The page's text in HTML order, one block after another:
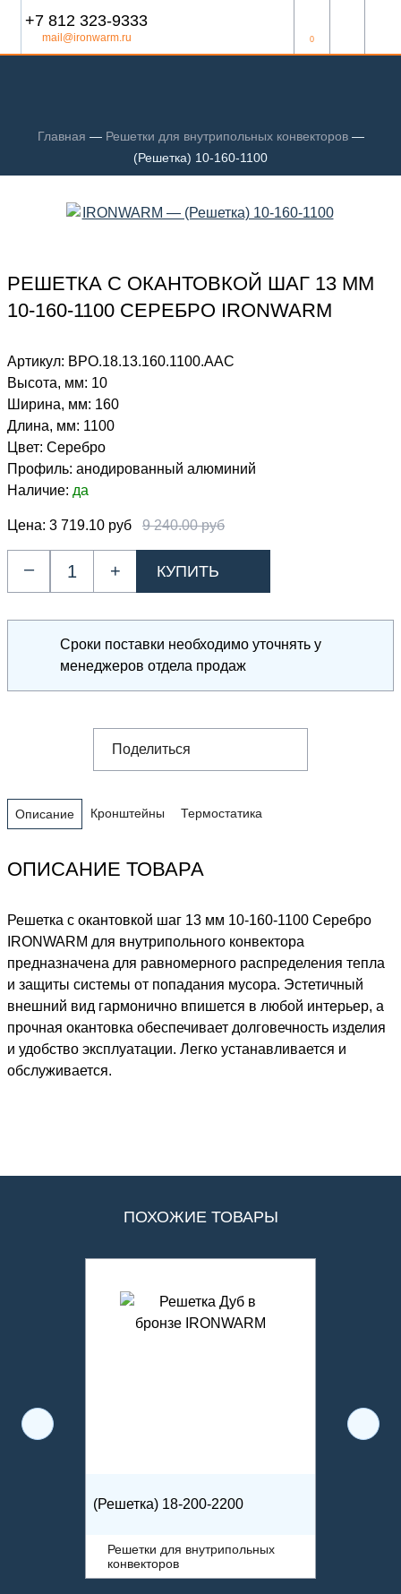
+7 812 323-9333
mail@ironwarm.ru 0
Главная — Решетки для внутрипольных конвекторов —
(Решетка) 10-160-1100
РЕШЕТКА С ОКАНТОВКОЙ ШАГ 13 ММ
10-160-1100 СЕРЕБРО IRONWARM
Артикул: ВРО.18.13.160.1100.ААС
Высота, мм: 10
Ширина, мм: 160
Длина, мм: 1100
Цвет: Серебро
Профиль: анодированный алюминий
Наличие: да
Цена: 3 719.10 руб 9 240.00 руб
– +
Сроки поставки необходимо уточнять у
менеджеров отдела продаж
Поделиться
Описание Кронштейны Термостатика
ОПИСАНИЕ ТОВАРА
Решетка с окантовкой шаг 13 мм 10-160-1100 Серебро
IRONWARM для внутрипольного конвектора
предназначена для равномерного распределения тепла
и защиты системы от попадания мусора. Эстетичный
внешний вид гармонично впишется в любой интерьер, а
прочная окантовка обеспечивает долговечность изделия
и удобство эксплуатации. Легко устанавливается и
обслуживается.
ПОХОЖИЕ ТОВАРЫ
(Решетка) 18-200-2200
Решетки для внутрипольных
конвекторов